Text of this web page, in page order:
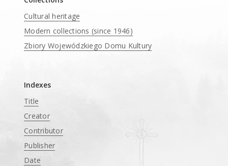
Cultural heritage
Modern collections (since 1946)
Zbiory Wojewódzkiego Domu Kultury
Indexes
Title
Creator
Contributor
Publisher
Date